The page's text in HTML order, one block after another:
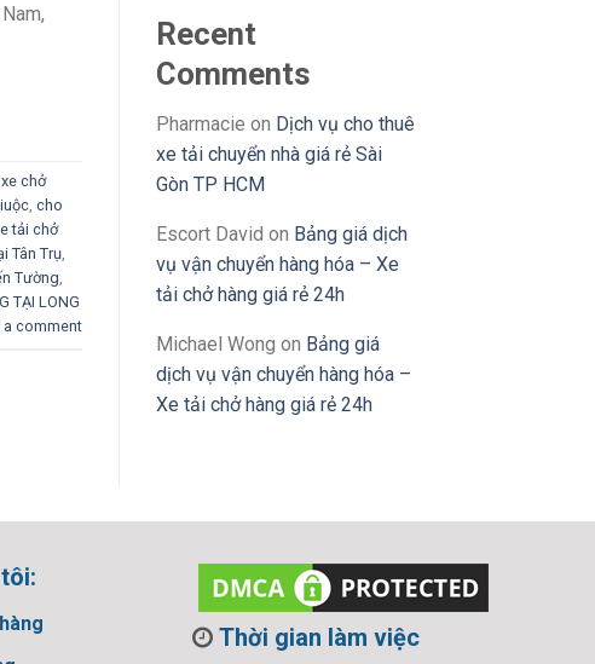
chở
, cho
tải chở
Tân Trụ,
Tường,
TẠI LONG
a comment
Recent
Comments
Pharmacie on Dịch vụ cho thuê
xe tải chuyển nhà giá rẻ Sài
Gòn TP HCM
Escort David on Bảng giá dịch
vụ vận chuyển hàng hóa – Xe
tải chở hàng giá rẻ 24h
Michael Wong on Bảng giá
dịch vụ vận chuyển hàng hóa –
Xe tải chở hàng giá rẻ 24h
Thời gian làm việc